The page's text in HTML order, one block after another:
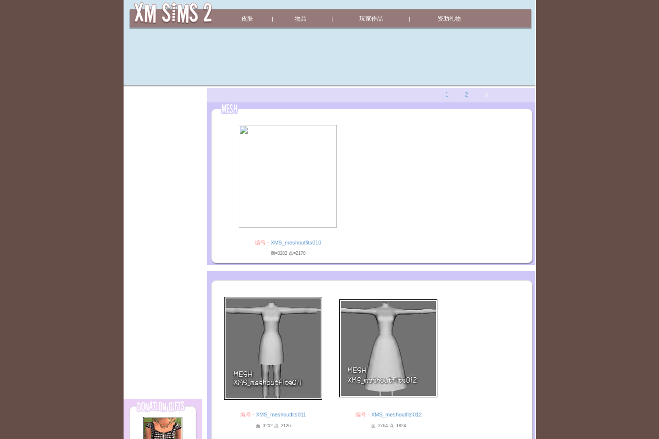
皮肤 | 物品 | 玩家作品 | 资助礼物
1 2 3
编号 - XMS_meshoutfits010
面=3282 点=2170
编号 - XMS_meshoutfits011 编号 - XMS_meshoutfits012
面=3202 点=2126 面=2764 点=1824